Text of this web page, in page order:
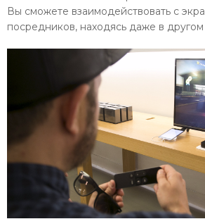
Вы сможете взаимодействовать с
посредников, находясь даже в другом